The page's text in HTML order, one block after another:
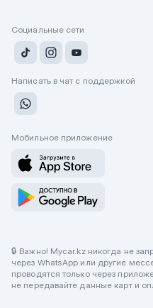
Социальные сети
Написать в чат с поддержкой
Мобильное приложение
🔒 Важно! Mycar.kz никогда не
через WhatsApp или другие
проводятся только через
не передавайте данные карт и